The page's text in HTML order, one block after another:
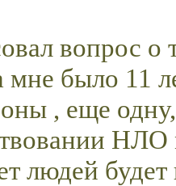
вопрос
было 11
, еще
людей